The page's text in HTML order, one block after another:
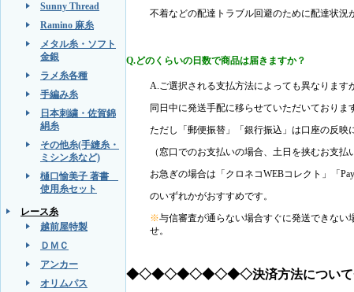
Sunny Thread
Ramino 麻糸
メタル糸・ソフト
金銀
ラメ糸各種
手編み糸
日本刺繍・佐賀錦
絹糸
その他糸(手縫糸・
ミシン糸など)
樋口愉美子 著書
使用糸セット
レース糸
越前屋特製
ＤＭＣ
アンカー
オリムパス
不着などの配達トラブル回避のために配達状況
Q.どのくらいの日数で商品は届きますか？
A.ご選択される支払方法によっても異なります
同日中に発送手配に移らせていただいておりま
ただし「郵便振替」「銀行振込」は口座の反映
（窓口でのお支払いの場合、土日を挟むお支払
お急ぎの場合は「クロネコWEBコレクト」「
のいずれかがおすすめです。
※与信審査が通らない場合すぐに発送できない
せ。
◆◇◆◇◆◇◆◇◆◇決済方法につ